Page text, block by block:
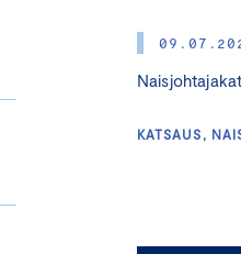
KATSAUS,